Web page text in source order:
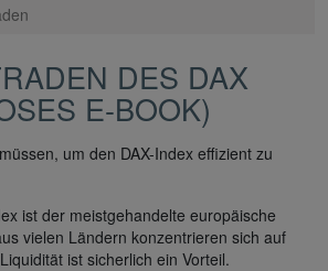
DES DAX
E-BOOK)
um den DAX-Index effizient zu
ist der meistgehandelte europäische
vielen Ländern konzentrieren sich auf
ist sicherlich ein Vorteil.